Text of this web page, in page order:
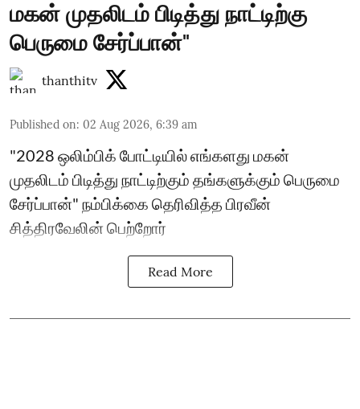
மகன் முதலிடம் பிடித்து நாட்டிற்கு
பெருமை சேர்ப்பான்"
thanthitv
Published on: 02 Aug 2026, 6:39 am
"2028 ஒலிம்பிக் போட்டியில் எங்களது மகன்
முதலிடம் பிடித்து நாட்டிற்கும் தங்களுக்கும் பெருமை
சேர்ப்பான்" நம்பிக்கை தெரிவித்த பிரவீன்
சித்திரவேலின் பெற்றோர்
Read More